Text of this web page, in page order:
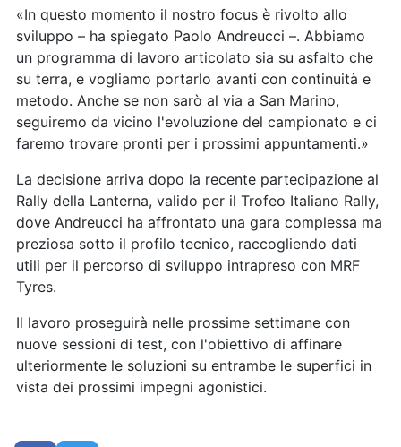
«In questo momento il nostro focus è rivolto allo
sviluppo – ha spiegato Paolo Andreucci –. Abbiamo
un programma di lavoro articolato sia su asfalto che
su terra, e vogliamo portarlo avanti con continuità e
metodo. Anche se non sarò al via a San Marino,
seguiremo da vicino l'evoluzione del campionato e ci
faremo trovare pronti per i prossimi appuntamenti.»
La decisione arriva dopo la recente partecipazione al
Rally della Lanterna, valido per il Trofeo Italiano Rally,
dove Andreucci ha affrontato una gara complessa ma
preziosa sotto il profilo tecnico, raccogliendo dati
utili per il percorso di sviluppo intrapreso con MRF
Tyres.
Il lavoro proseguirà nelle prossime settimane con
nuove sessioni di test, con l'obiettivo di affinare
ulteriormente le soluzioni su entrambe le superfici in
vista dei prossimi impegni agonistici.